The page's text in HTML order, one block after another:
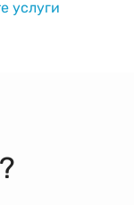
услуги